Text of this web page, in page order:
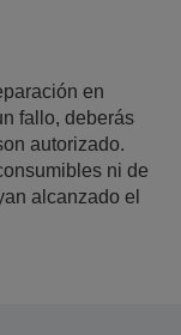
en
fallo, deberás
autorizado.
ni de
alcanzado el